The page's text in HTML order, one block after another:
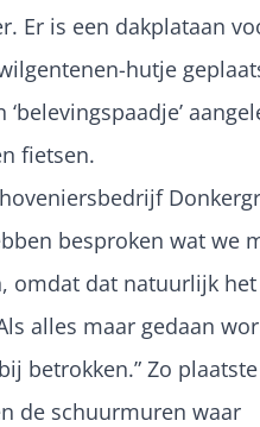
Er is een dakplataan
hutje
fietsen.
besproken wat we
omdat dat natuurlijk het
alles maar gedaan
betrokken.” Zo plaatste
de schuurmuren waar